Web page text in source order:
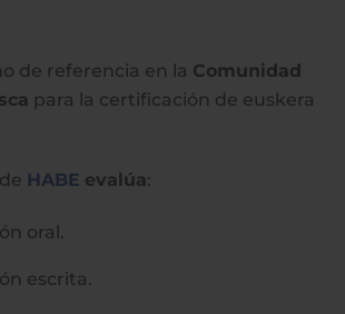
de referencia en la Comunidad
para la certificación de euskera
HABE evalúa:
oral.
escrita.